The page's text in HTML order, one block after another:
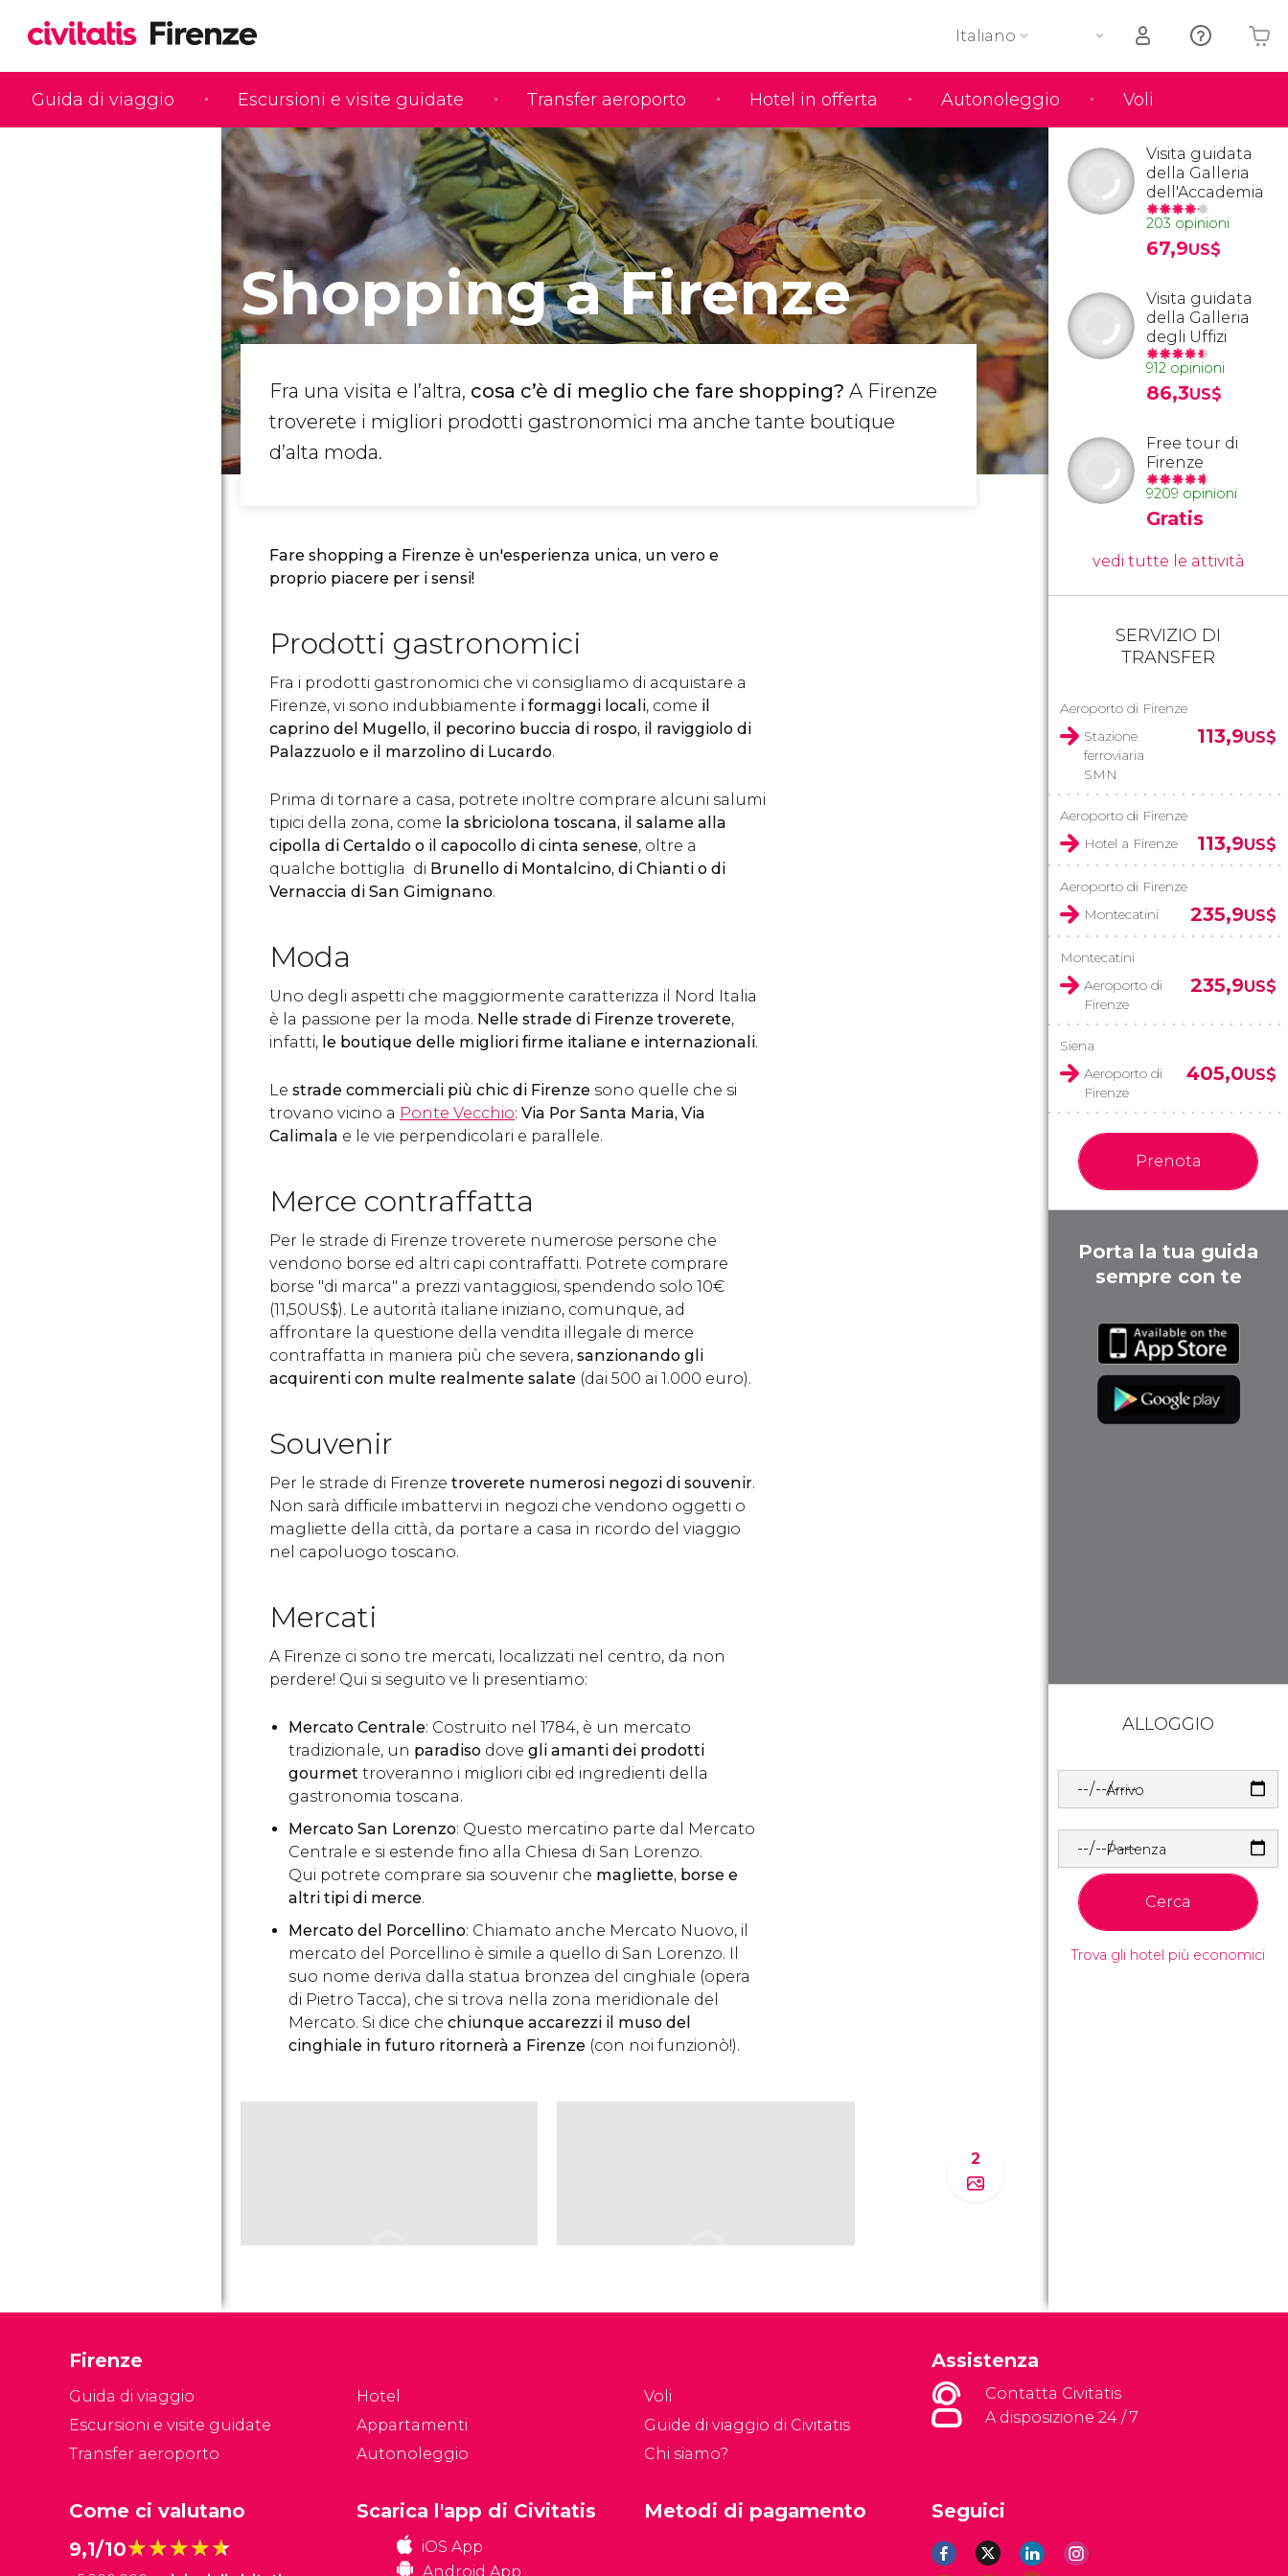
Guida di viaggio Escursioni e visite guidate Transfer aeroporto Hotel in offerta Autonoleggio Voli
Italiano
Il tuo carrello è vuoto
Shopping a Firenze
Fra una visita e l’altra, cosa c’è di meglio che fare shopping? A Firenze
troverete i migliori prodotti gastronomici ma anche tante boutique
d’alta moda.
Fare shopping a Firenze è un'esperienza unica, un vero e
proprio piacere per i sensi!
Prodotti gastronomici
Fra i prodotti gastronomici che vi consigliamo di acquistare a
Firenze, vi sono indubbiamente i formaggi locali, come il
caprino del Mugello, il pecorino buccia di rospo, il raviggiolo di
Palazzuolo e il marzolino di Lucardo.
Prima di tornare a casa, potrete inoltre comprare alcuni salumi
tipici della zona, come la sbriciolona toscana, il salame alla
cipolla di Certaldo o il capocollo di cinta senese, oltre a
qualche bottiglia di Brunello di Montalcino, di Chianti o di
Vernaccia di San Gimignano.
Moda
Uno degli aspetti che maggiormente caratterizza il Nord Italia
è la passione per la moda. Nelle strade di Firenze troverete,
infatti, le boutique delle migliori firme italiane e internazionali.
Le strade commerciali più chic di Firenze sono quelle che si
trovano vicino a Ponte Vecchio: Via Por Santa Maria, Via
Calimala e le vie perpendicolari e parallele.
Merce contraffatta
Per le strade di Firenze troverete numerose persone che
vendono borse ed altri capi contraffatti. Potrete comprare
borse "di marca" a prezzi vantaggiosi, spendendo solo 10€
(11,50US$). Le autorità italiane iniziano, comunque, ad
affrontare la questione della vendita illegale di merce
contraffatta in maniera più che severa, sanzionando gli
acquirenti con multe realmente salate (dai 500 ai 1.000 euro).
Souvenir
Per le strade di Firenze troverete numerosi negozi di souvenir.
Non sarà difficile imbattervi in negozi che vendono oggetti o
magliette della città, da portare a casa in ricordo del viaggio
nel capoluogo toscano.
Mercati
A Firenze ci sono tre mercati, localizzati nel centro, da non
perdere! Qui si seguito ve li presentiamo:
Mercato Centrale: Costruito nel 1784, è un mercato
tradizionale, un paradiso dove gli amanti dei prodotti
gourmet troveranno i migliori cibi ed ingredienti della
gastronomia toscana.
Mercato San Lorenzo: Questo mercatino parte dal Mercato
Centrale e si estende fino alla Chiesa di San Lorenzo.
Qui potrete comprare sia souvenir che magliette, borse e
altri tipi di merce.
Mercato del Porcellino: Chiamato anche Mercato Nuovo, il
mercato del Porcellino è simile a quello di San Lorenzo. Il
suo nome deriva dalla statua bronzea del cinghiale (opera
di Pietro Tacca), che si trova nella zona meridionale del
Mercato. Si dice che chiunque accarezzi il muso del
cinghiale in futuro ritornerà a Firenze (con noi funzionò!).
2
Visita guidata
della Galleria
dell'Accademia
203 opinioni
67,9US$
Visita guidata
della Galleria
degli Uffizi
912 opinioni
86,3US$
Free tour di
Firenze
9209 opinioni
Gratis
vedi tutte le attività
SERVIZIO DI
TRANSFER
Aeroporto di Firenze
Stazione
ferroviaria
SMN
113,9US$
Aeroporto di Firenze
Hotel a Firenze
113,9US$
Aeroporto di Firenze
Montecatini
235,9US$
Montecatini
Aeroporto di
Firenze
235,9US$
Siena
Aeroporto di
Firenze
405,0US$
Prenota
Porta la tua guida
sempre con te
ALLOGGIO
Arrivo
Partenza
Cerca
Trova gli hotel più economici
Firenze
Guida di viaggio
Escursioni e visite guidate
Transfer aeroporto
Hotel
Appartamenti
Autonoleggio
Voli
Guide di viaggio di Civitatis
Chi siamo?
Assistenza
Contatta Civitatis
A disposizione 24 / 7
Come ci valutano
9,1/10★★★★★
★★★★★
Seguici
Scarica l'app di Civitatis
iOS App
Android App
Metodi di pagamento